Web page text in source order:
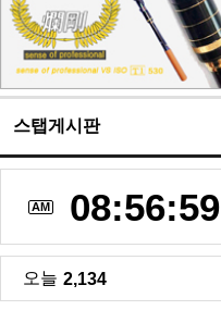
스탭게시판
AM 08:57:00
오늘 2,134